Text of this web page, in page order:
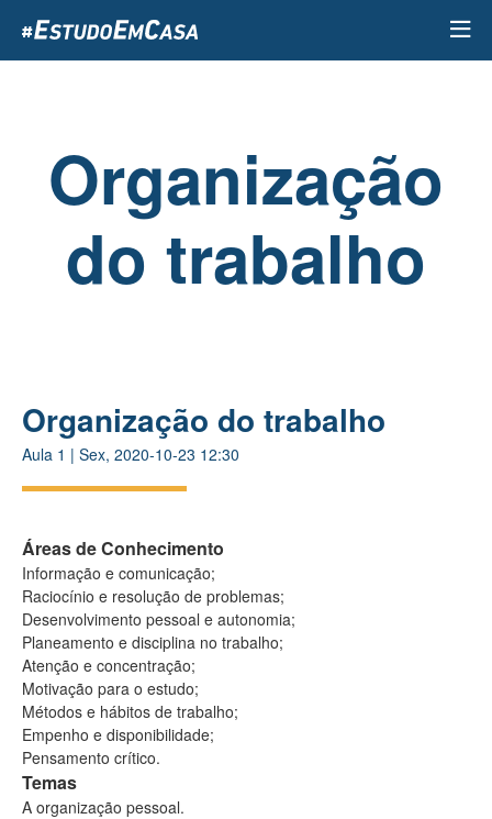
para
o
Organização
do trabalho
Organização do trabalho
Aula 1 | Sex, 2020-10-23 12:30
Áreas de Conhecimento
Informação e comunicação;
Raciocínio e resolução de problemas;
Desenvolvimento pessoal e autonomia;
Planeamento e disciplina no trabalho;
Atenção e concentração;
Motivação para o estudo;
Métodos e hábitos de trabalho;
Empenho e disponibilidade;
Pensamento crítico.
Temas
A organização pessoal.